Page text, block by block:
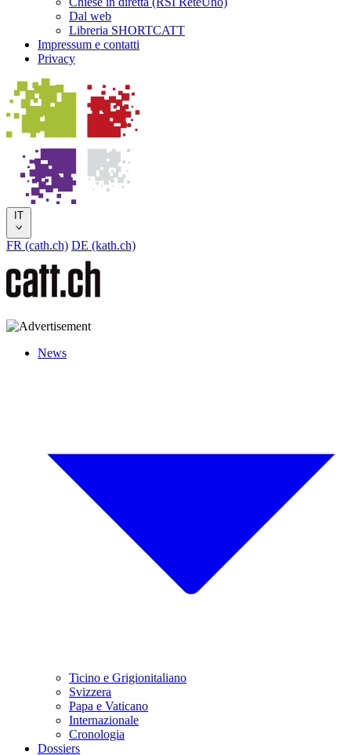
Dal web
Libreria SHORTCATT
Impressum e contatti
Privacy
IT
FR (cath.ch) DE (kath.ch)
News
Ticino e Grigionitaliano
Svizzera
Papa e Vaticano
Internazionale
Cronologia
Dossiers